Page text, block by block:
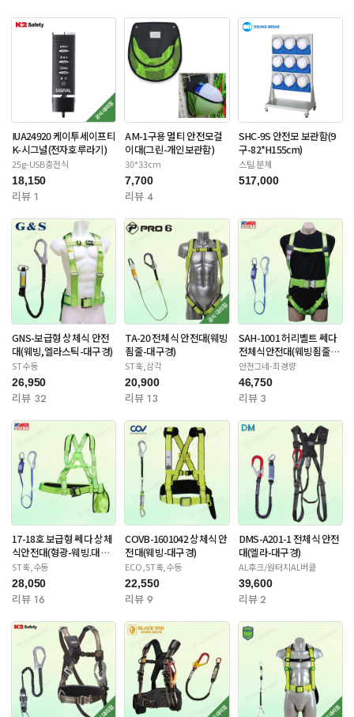
IUA24920 케이투세이프티
K-시그널(전자호루라기)
25g-USB충전식
18,150
리뷰 1
AM-1구용 멀티 안전모걸
이대(그린-개인보관함)
30*33cm
7,700
리뷰 4
SHC-9S 안전모 보관함(9
구-82*H155cm)
스틸.분체
517,000
GNS-보급형 상체식 안전
대(웨빙,엘라스틱-대구경)
ST수동
26,950
리뷰 32
TA-20 전체식 안전대(웨빙
죔줄-대구경)
ST훅,삼각
20,900
리뷰 13
SAH-1001 허리벨트 쎄다
전체식안전대(웨빙죔줄-
대구경)
안전그네-최경량
46,750
리뷰 3
17-18호 보급형 쎄다 상체
식안전대(형광-웨빙.대구
경)
ST훅,수동
28,050
리뷰 16
COVB-1601042 상체식 안
전대(웨빙-대구경)
ECO,ST훅,수동
22,550
리뷰 9
DMS-A201-1 전체식 안전
대(엘라-대구경)
AL후크/원터치AL버클
39,600
리뷰 2